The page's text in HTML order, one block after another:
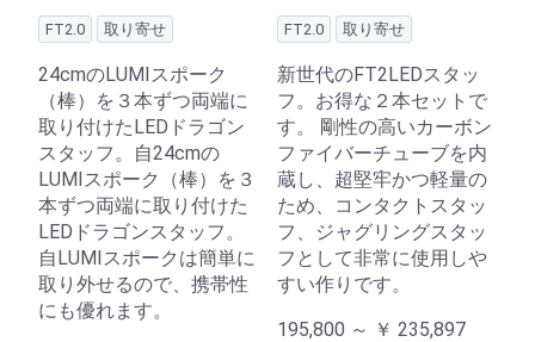
FT2.0 取り寄せ
24cmのLUMIスポーク
（棒）を３本ずつ両端に
取り付けたLEDドラゴン
スタッフ。自24cmの
LUMIスポーク（棒）を３
本ずつ両端に取り付けた
LEDドラゴンスタッフ。
自LUMIスポークは簡単に
取り外せるので、携帯性
にも優れます。
FT2.0 取り寄せ
新世代のFT2LEDスタッ
フ。お得な２本セットで
す。 剛性の高いカーボン
ファイバーチューブを内
蔵し、超堅牢かつ軽量の
ため、コンタクトスタッ
フ、ジャグリングスタッ
フとして非常に使用しや
すい作りです。
195,800 ～ ￥ 235,897